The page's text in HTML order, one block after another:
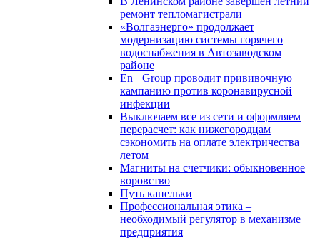
ремонт тепломагистрали
«Волгаэнерго» продолжает
модернизацию системы горячего
водоснабжения в Автозаводском
районе
En+ Group проводит прививочную
кампанию против коронавирусной
инфекции
Выключаем все из сети и оформляем
перерасчет: как нижегородцам
сэкономить на оплате электричества
летом
Магниты на счетчики: обыкновенное
воровство
Путь капельки
Профессиональная этика –
необходимый регулятор в механизме
предприятия